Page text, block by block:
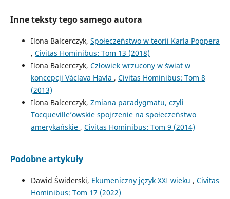
Inne teksty tego samego autora
Ilona Balcerczyk, Społeczeństwo w teorii Karla Poppera
, Civitas Hominibus: Tom 13 (2018)
Ilona Balcerczyk, Człowiek wrzucony w świat w
koncepcji Václava Havla , Civitas Hominibus: Tom 8
(2013)
Ilona Balcerczyk, Zmiana paradygmatu, czyli
Tocqueville’owskie spojrzenie na społeczeństwo
amerykańskie , Civitas Hominibus: Tom 9 (2014)
Podobne artykuły
Dawid Świderski, Ekumeniczny język XXI wieku , Civitas
Hominibus: Tom 17 (2022)